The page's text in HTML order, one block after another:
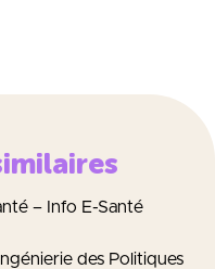
– Info E-Santé
des Politiques